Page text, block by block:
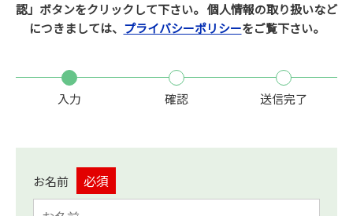
認」ボタンをクリックして下さい。 個人情報の取り扱いなど
につきましては、 プライバシーポリシーをご覧下さい。
入力 確認 送信完了
お名前